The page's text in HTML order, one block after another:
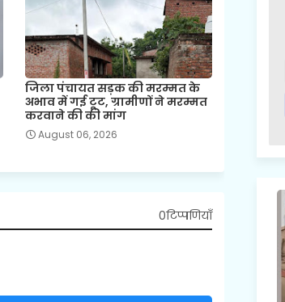
जिला पंचायत सड़क की मरम्मत के
अभाव में गई टूट, ग्रामीणों ने मरम्मत
करवाने की की मांग
August 06, 2026
0टिप्पणियाँ